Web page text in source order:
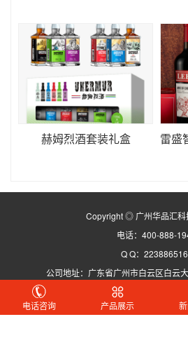
赫姆烈酒套装礼盒
Copyright ◎ 广州华品汇科
电话：400-888-
Q Q：
公司地址：广东省广州市白云区白云
备案号：粤ICP备
电话咨询
产品展示